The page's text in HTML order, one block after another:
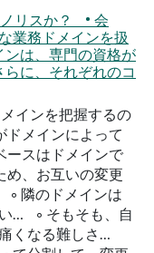
リスか？ • 会
業務ドメインを扱
は、専門の資格が
に、それぞれのコ
インを把握するの
メインによって
スはドメインで
、お互いの変更
◦ 隣のドメインは
… ◦ そもそも、自
くなる難しさ…